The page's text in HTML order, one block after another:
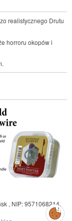
realistycznego Drutu
horroru okopów i
, NIP: 9571068214,
Zarządzaj
preferencjami
cookies